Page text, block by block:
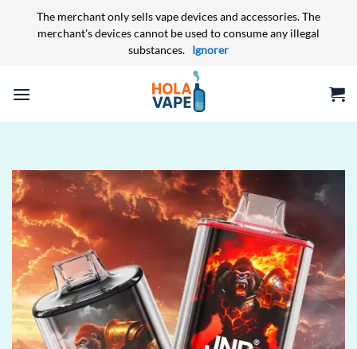
The merchant only sells vape devices and accessories. The
merchant's devices cannot be used to consume any illegal
substances. Ignorer